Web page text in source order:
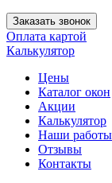
Заказать звонок
Оплата картой
Калькулятор
Цены
Каталог окон
Акции
Калькулятор
Наши работы
Отзывы
Контакты